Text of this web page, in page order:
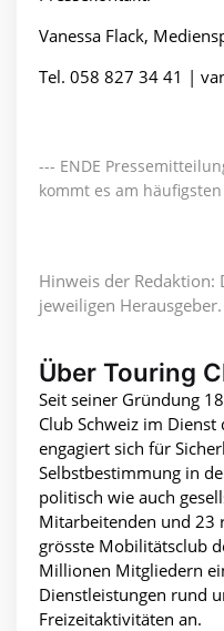
Vanessa Flack,
Tel. 058 827 34 41 |
--- ENDE
kommt es am
Hinweis der Redaktion:
jeweiligen Herausgeber.
Über Touring
Seit seiner Gründung
Club Schweiz im
engagiert sich für
Selbstbestimmung in
politisch wie auch
Mitarbeitenden und 23
grösste Mobilitätsclub
Millionen Mitgliedern
Dienstleistungen rund
Freizeitaktivitäten an.